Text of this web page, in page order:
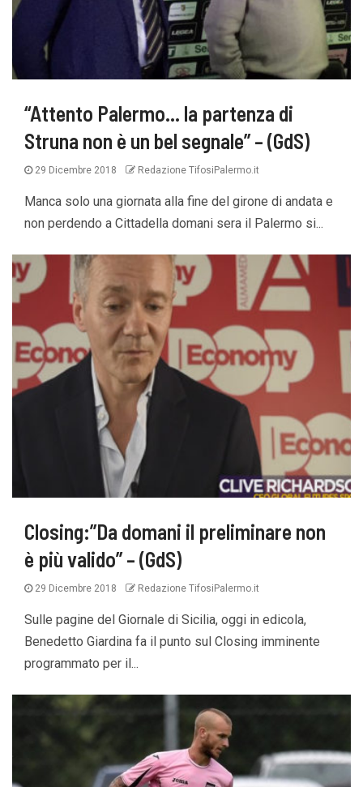
“Attento Palermo… la partenza di
Struna non è un bel segnale” – (GdS)
29 Dicembre 2018 Redazione TifosiPalermo.it
Manca solo una giornata alla fine del girone di andata e
non perdendo a Cittadella domani sera il Palermo si...
Closing:”Da domani il preliminare non
è più valido” – (GdS)
29 Dicembre 2018 Redazione TifosiPalermo.it
Sulle pagine del Giornale di Sicilia, oggi in edicola,
Benedetto Giardina fa il punto sul Closing imminente
programmato per il...